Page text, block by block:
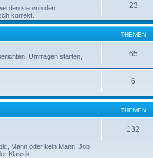
sie von den
korrekt.
23
THEMEN
Umfragen starten,
65
6
THEMEN
Mann oder kein Mann, Job
Klassik...
132